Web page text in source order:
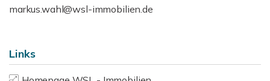
markus.wahl@wsl-immobilien.de
Links